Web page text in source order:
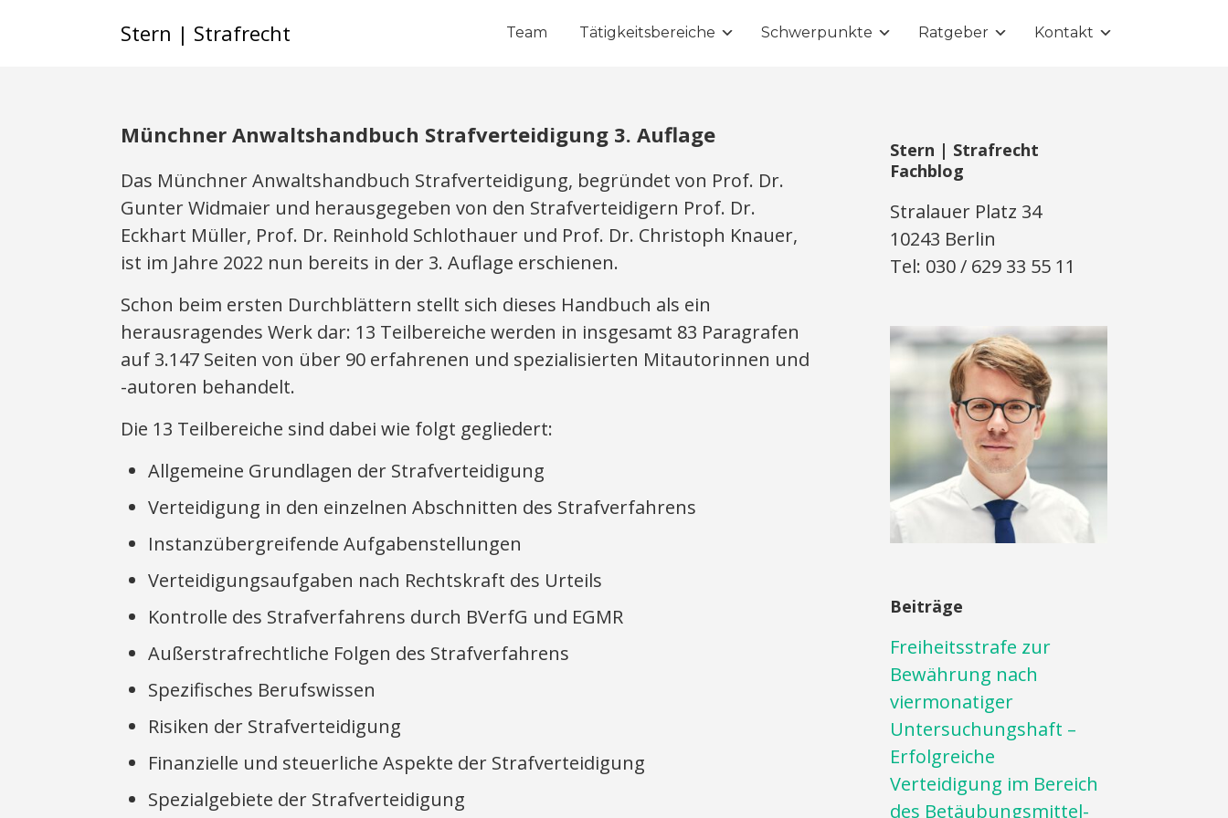
Stern | Strafrecht Team Tätigkeitsbereiche Schwerpunkte Ratgeber Kontakt
Münchner Anwaltshandbuch Strafverteidigung 3. Auflage
Das Münchner Anwaltshandbuch Strafverteidigung, begründet von Prof. Dr.
Gunter Widmaier und herausgegeben von den Strafverteidigern Prof. Dr.
Eckhart Müller, Prof. Dr. Reinhold Schlothauer und Prof. Dr. Christoph Knauer,
ist im Jahre 2022 nun bereits in der 3. Auflage erschienen.
Schon beim ersten Durchblättern stellt sich dieses Handbuch als ein
herausragendes Werk dar: 13 Teilbereiche werden in insgesamt 83 Paragrafen
auf 3.147 Seiten von über 90 erfahrenen und spezialisierten Mitautorinnen und
-autoren behandelt.
Die 13 Teilbereiche sind dabei wie folgt gegliedert:
Allgemeine Grundlagen der Strafverteidigung
Verteidigung in den einzelnen Abschnitten des Strafverfahrens
Instanzübergreifende Aufgabenstellungen
Verteidigungsaufgaben nach Rechtskraft des Urteils
Kontrolle des Strafverfahrens durch BVerfG und EGMR
Außerstrafrechtliche Folgen des Strafverfahrens
Spezifisches Berufswissen
Risiken der Strafverteidigung
Finanzielle und steuerliche Aspekte der Strafverteidigung
Spezialgebiete der Strafverteidigung
Stern | Strafrecht
Fachblog
Stralauer Platz 34
10243 Berlin
Tel: 030 / 629 33 55 11
Beiträge
Freiheitsstrafe zur
Bewährung nach
viermonatiger
Untersuchungshaft –
Erfolgreiche
Verteidigung im Bereich
des Betäubungsmittel-